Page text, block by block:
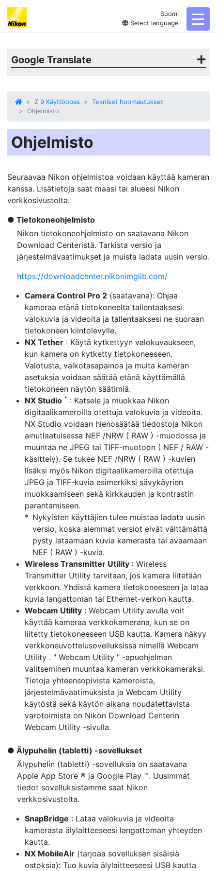
Suomi
Select language
Google Translate
Z 9 Käyttöopas
Tekniset huomautukset
Ohjelmisto
Ohjelmisto
Seuraavaa Nikon ohjelmistoa voidaan käyttää kameran
kanssa. Lisätietoja saat maasi tai alueesi Nikon
verkkosivustolta.
Tietokoneohjelmisto
Nikon tietokoneohjelmisto on saatavana Nikon
Download Centeristä. Tarkista versio ja
järjestelmävaatimukset ja muista ladata uusin versio.
https://downloadcenter.nikonimglib.com/
Camera Control Pro 2 (saatavana): Ohjaa
kameraa etänä tietokoneelta tallentaaksesi
valokuvia ja videoita ja tallentaaksesi ne suoraan
tietokoneen kiintolevylle.
NX Tether : Käytä kytkettyyn valokuvaukseen,
kun kamera on kytketty tietokoneeseen.
Valotusta, valkotasapainoa ja muita kameran
asetuksia voidaan säätää etänä käyttämällä
tietokoneen näytön säätimiä.
NX Studio * : Katsele ja muokkaa Nikon
digitaalikameroilla otettuja valokuvia ja videoita.
NX Studio voidaan hienosäätää tiedostoja Nikon
ainutlaatuisessa NEF /NRW ( RAW ) -muodossa ja
muuntaa ne JPEG tai TIFF-muotoon ( NEF / RAW -
käsittely). Se tukee NEF /NRW ( RAW ) -kuvien
lisäksi myös Nikon digitaalikameroilla otettuja
JPEG ja TIFF-kuvia esimerkiksi sävykäyrien
muokkaamiseen sekä kirkkauden ja kontrastin
parantamiseen.
Nykyisten käyttäjien tulee muistaa ladata uusin
versio, koska aiemmat versiot eivät välttämättä
pysty lataamaan kuvia kamerasta tai avaamaan
NEF ( RAW ) -kuvia.
Wireless Transmitter Utility : Wireless
Transmitter Utility tarvitaan, jos kamera liitetään
verkkoon. Yhdistä kamera tietokoneeseen ja lataa
kuvia langattoman tai Ethernet-verkon kautta.
Webcam Utility : Webcam Utility avulla voit
käyttää kameraa verkkokamerana, kun se on
liitetty tietokoneeseen USB kautta. Kamera näkyy
verkkoneuvottelusovelluksissa nimellä Webcam
Utility . " Webcam Utility " -apuohjelman
valitseminen muuntaa kameran verkkokameraksi.
Tietoja yhteensopivista kameroista,
järjestelmävaatimuksista ja Webcam Utility
käytöstä sekä käytön aikana noudatettavista
varotoimista on Nikon Download Centerin
Webcam Utility -sivulla.
Älypuhelin (tabletti) -sovellukset
Älypuhelin (tabletti) -sovelluksia on saatavana
Apple App Store ® ja Google Play ™. Uusimmat
tiedot sovelluksistamme saat Nikon
verkkosivustolta.
SnapBridge : Lataa valokuvia ja videoita
kamerasta älylaitteeseesi langattoman yhteyden
kautta.
NX MobileAir (tarjoaa sovelluksen sisäisiä
ostoksia): Tuo kuvia älylaitteeseesi USB kautta